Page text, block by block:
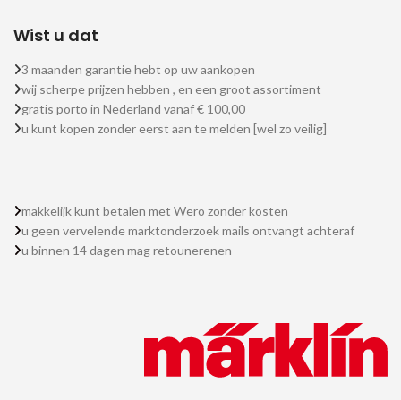
Wist u dat
3 maanden garantie hebt op uw aankopen
wij scherpe prijzen hebben , en een groot assortiment
gratis porto in Nederland vanaf € 100,00
u kunt kopen zonder eerst aan te melden [wel zo veilig]
makkelijk kunt betalen met Wero zonder kosten
u geen vervelende marktonderzoek mails ontvangt achteraf
u binnen 14 dagen mag retounerenen